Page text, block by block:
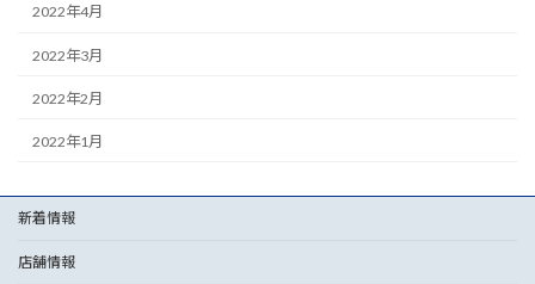
2022年4月
2022年3月
2022年2月
2022年1月
新着情報
店舗情報